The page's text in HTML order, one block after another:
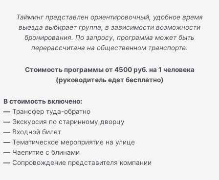
Тайминг представлен ориентировочный, удобное время
выезда выбирает группа, в зависимости возможности
бронирования. По запросу, программа может быть
перерассчитана на общественном транспорте.
Стоимость программы от4500руб. на 1 человека
(руководитель едет бесплатно)
В стоимость включено:
— Трансфер туда-обратно
— Экскурсия по старинному дворцу
— Входной билет
— Тематическое мероприятие на улице
— Чаепитие с блинами
— Сопровождение представителя компании